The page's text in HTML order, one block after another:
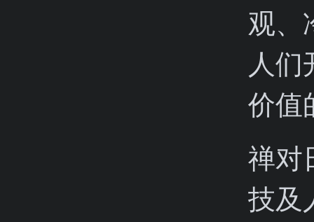
观、
人
价值
禅对
技及